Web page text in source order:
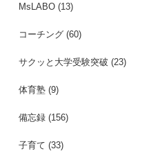
MsLABO (13)
コーチング (60)
サクッと大学受験突破 (23)
体育塾 (9)
備忘録 (156)
子育て (33)